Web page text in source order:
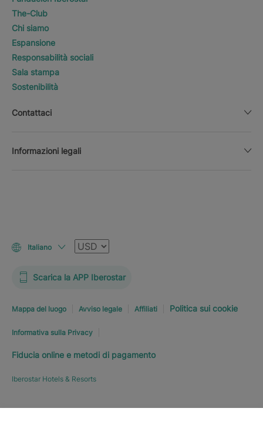
The-Club
Chi siamo
Espansione
Responsabilità sociali
Sala stampa
Sostenibilità
Contattaci
Informazioni legali
Italiano Valuta
Scarica la APP Iberostar
Mappa del luogo Avviso legale Affiliati Politica sui cookie
Informativa sulla Privacy
Fiducia online e metodi di pagamento
Iberostar Hotels & Resorts